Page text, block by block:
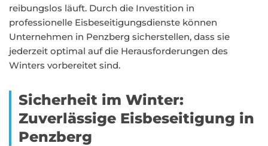
reibungslos läuft. Durch die Investition in
professionelle Eisbeseitigungsdienste können
Unternehmen in Penzberg sicherstellen, dass sie
jederzeit optimal auf die Herausforderungen des
Winters vorbereitet sind.
Sicherheit im Winter:
Zuverlässige Eisbeseitigung in
Penzberg